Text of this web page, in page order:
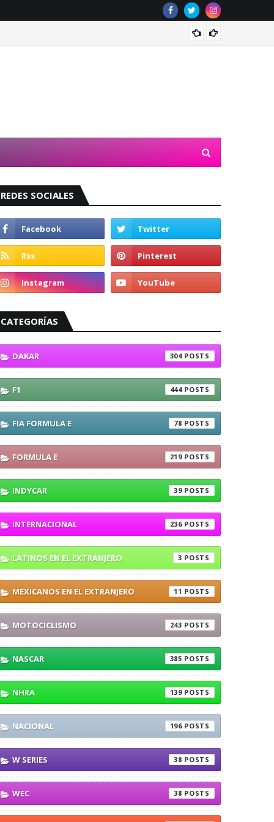
REDES SOCIALES
CATEGORÍAS
DAKAR 304
F1 444
FIA FORMULA E 78
FORMULA E 219
INDYCAR 39
INTERNACIONAL 236
LATINOS EN EL EXTRANJERO 3
MEXICANOS EN EL EXTRANJERO 11
MOTOCICLISMO 243
NASCAR 385
NHRA 139
NACIONAL 196
W SERIES 38
WEC 38